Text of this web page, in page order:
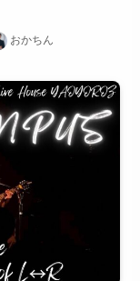
おかちん